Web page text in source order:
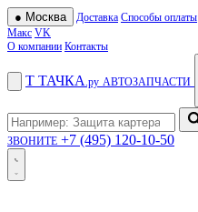
● Москва Доставка Способы оплаты
Макс VK
О компании Контакты
Т ТАЧКА .ру АВТОЗАПЧАСТИ
ЗВОНИТЕ +7 (495) 120-10-50